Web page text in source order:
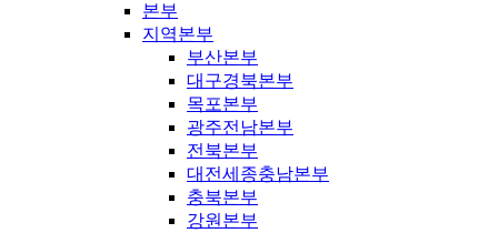
본부
지역본부
부산본부
대구경북본부
목포본부
광주전남본부
전북본부
대전세종충남본부
충북본부
강원본부